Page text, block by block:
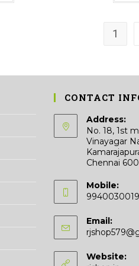
has
the
1
CONTACT
Address:
No. 18, 1st
Vinayagar
Chennai
Mobile:
9940030019
Email:
Website: